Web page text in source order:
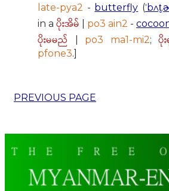
late-pya2 - butterfly (
in a ပိုးအိမ် po3 ain2 -
ပိုးမမည် po3 ma1-mi2;ပို
pfone3.]
PREVIOUS PAGE